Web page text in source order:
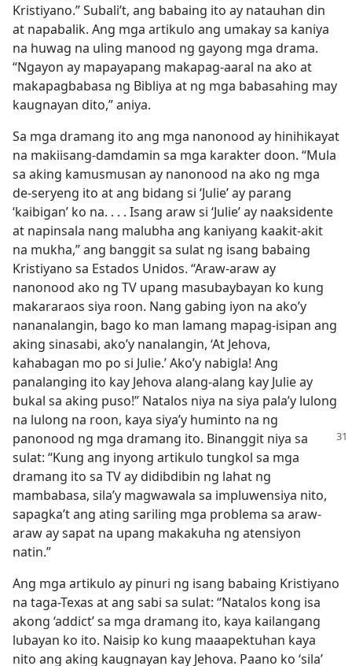
Kristiyano.” Subali’t, ang babaing ito ay natauhan din
at napabalik. Ang mga artikulo ang umakay sa kaniya
na huwag na uling manood ng gayong mga drama.
“Ngayon ay mapayapang makapag-aaral na ako at
makapagbabasa ng Bibliya at ng mga babasahing may
kaugnayan dito,” aniya.
Sa mga dramang ito ang mga nanonood ay hinihikayat
na makiisang-damdamin sa mga karakter doon. “Mula
sa aking kamusmusan ay nanonood na ako ng mga
de-seryeng ito at ang bidang si ‘Julie’ ay parang
‘kaibigan’ ko na. . . . Isang araw si ‘Julie’ ay naaksidente
at napinsala nang malubha ang kaniyang kaakit-akit
na mukha,” ang banggit sa sulat ng isang babaing
Kristiyano sa Estados Unidos. “Araw-araw ay
nanonood ako ng TV upang masubaybayan ko kung
makararaos siya roon. Nang gabing iyon na ako’y
nananalangin, bago ko man lamang mapag-isipan ang
aking sinasabi, ako’y nanalangin, ‘At Jehova,
kahabagan mo po si Julie.’ Ako’y nabigla! Ang
panalanging ito kay Jehova alang-alang kay Julie ay
bukal sa aking puso!” Natalos niya na siya pala’y lulong
na lulong na roon, kaya siya’y huminto na ng
panonood ng mga dramang ito. Binanggit niya sa
sulat: “Kung ang inyong artikulo tungkol sa mga
dramang ito sa TV ay didibdibin ng lahat ng
mambabasa, sila’y magwawala sa impluwensiya nito,
sapagka’t ang ating sariling mga problema sa araw-
araw ay sapat na upang makakuha ng atensiyon
natin.”
Ang mga artikulo ay pinuri ng isang babaing Kristiyano
na taga-Texas at ang sabi sa sulat: “Natalos kong isa
akong ‘addict’ sa mga dramang ito, kaya kailangang
lubayan ko ito. Naisip ko kung maaapektuhan kaya
nito ang aking kaugnayan kay Jehova. Paano ko ‘sila’